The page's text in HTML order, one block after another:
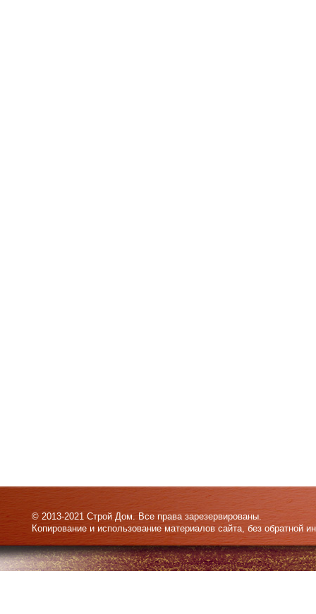
© 2013-2021 Строй Дом. Все права зарезервированы.
Копирование и использование материалов сайта, без обратной